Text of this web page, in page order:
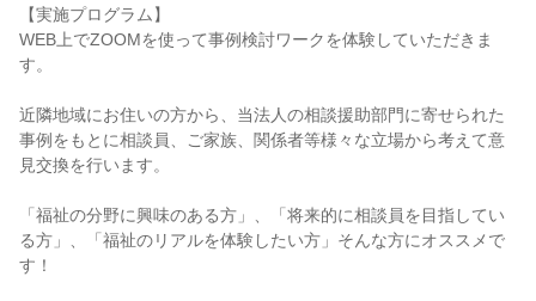
【実施プログラム】
WEB上でZOOMを使って事例検討ワークを体験していただきま
す。
近隣地域にお住いの方から、当法人の相談援助部門に寄せられた
事例をもとに相談員、ご家族、関係者等様々な立場から考えて意
見交換を行います。
「福祉の分野に興味のある方」、「将来的に相談員を目指してい
る方」、「福祉のリアルを体験したい方」そんな方にオススメで
す！